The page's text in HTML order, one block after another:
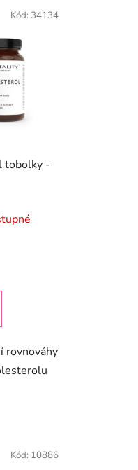
tobolky -
rovnováhy
Kód: 34134
Kód: 10886